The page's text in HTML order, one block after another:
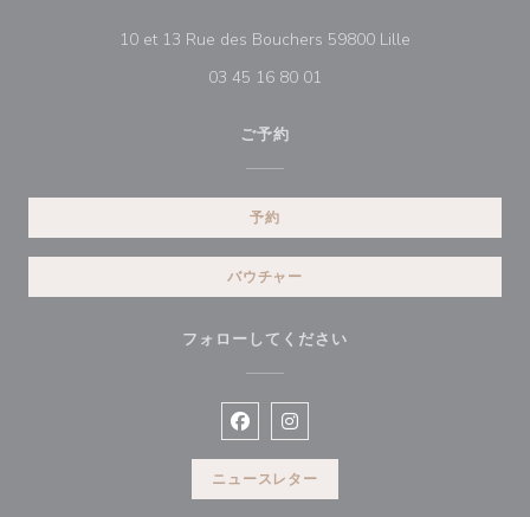
10 et 13 Rue des Bouchers 59800 Lille
03 45 16 80 01
ご予約
予約
バウチャー
フォローしてください
Facebook ((新しいウィンドウで
Instagram ((新しいウィンド
ニュースレター